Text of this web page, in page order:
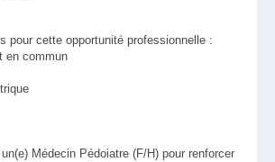
pour cette opportunité professionnelle :
en commun
Médecin Pédoiatre (F/H) pour renforcer